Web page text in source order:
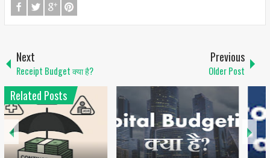
Next
Receipt Budget क्या है?
Previous
Older Post
Related Posts